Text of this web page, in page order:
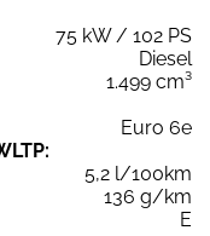
75 kW / 102 PS
Diesel
1.499 cm³
Euro 6e
5,2 l/100km
136 g/km
E